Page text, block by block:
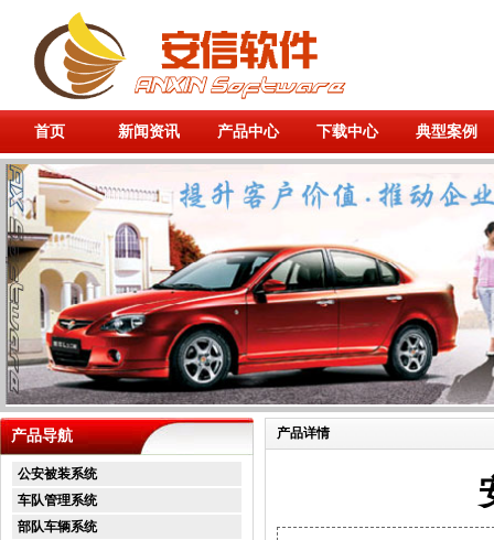
首页 新闻资讯 产品中心 下载中心 典型案例
产品导航
公安被装系统
车队管理系统
部队车辆系统
产品详情